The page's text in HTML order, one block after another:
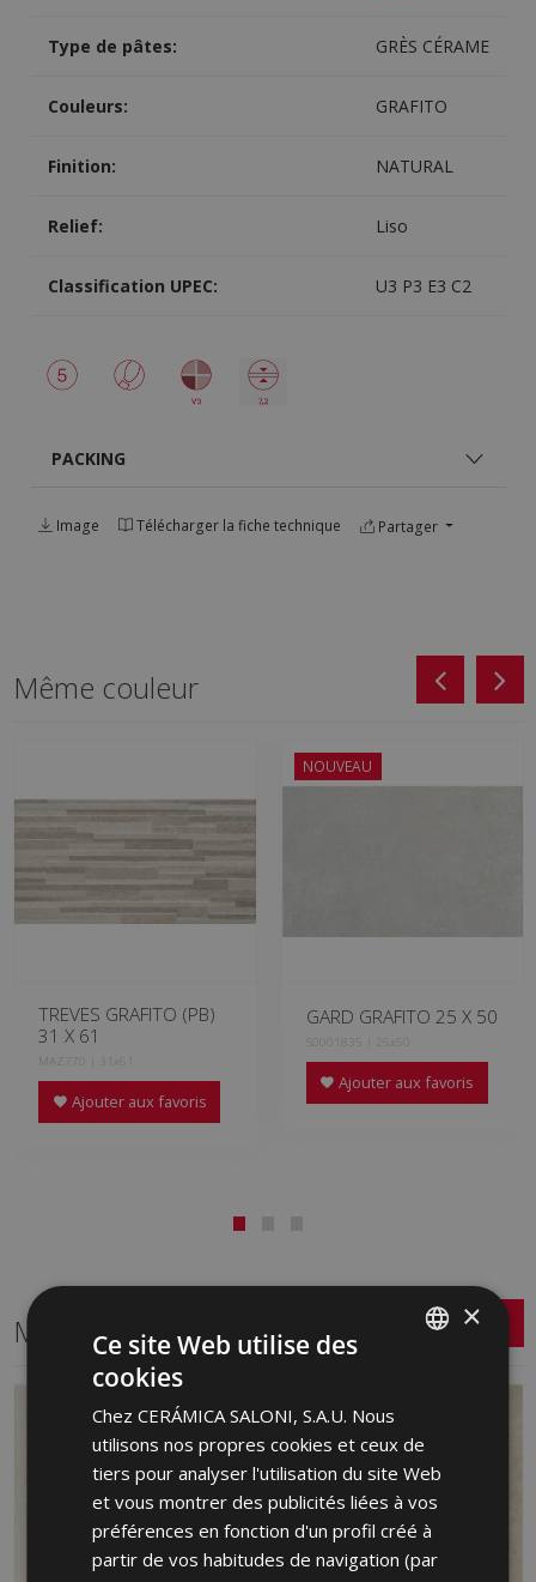
Type de pâtes: GRÈS CÉRAME
Couleurs: GRAFITO
Finition: NATURAL
Relief: Liso
Classification UPEC: U3 P3 E3 C2
PACKING
Image Télécharger la fiche technique Partager
Même couleur
TREVES GRAFITO (PB)
31 X 61
MAZ770 | 31x61
Ajouter aux favoris
NOUVEAU
GARD GRAFITO 25 X 50
S0001835 | 25x50
Ajouter aux favoris
Même format
ENGLISH
GERMAN
PORTUGUESE
×
Ce site Web utilise des
cookies
Chez CERÁMICA SALONI, S.A.U. Nous
utilisons nos propres cookies et ceux de
tiers pour analyser l'utilisation du site Web
et vous montrer des publicités liées à vos
préférences en fonction d'un profil créé à
partir de vos habitudes de navigation (par